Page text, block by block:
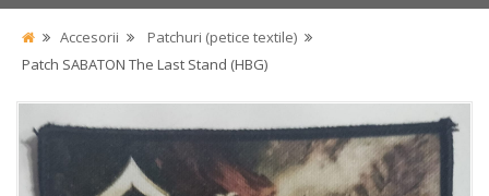
Accesorii
Patchuri (petice textile)
Patch SABATON The Last Stand (HBG)